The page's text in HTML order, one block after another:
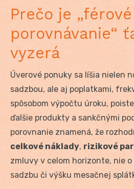
Prečo je „férové
porovnávanie“
vyzerá
Úverové ponuky sa líšia nielen
sadzbou, ale aj poplatkami,
spôsobom výpočtu úroku,
ďalšie produkty a sankčnými
porovnanie znamená, že
celkové náklady, rizikové
zmluvy v celom horizonte, nie o
sadzbu či výšku mesačnej